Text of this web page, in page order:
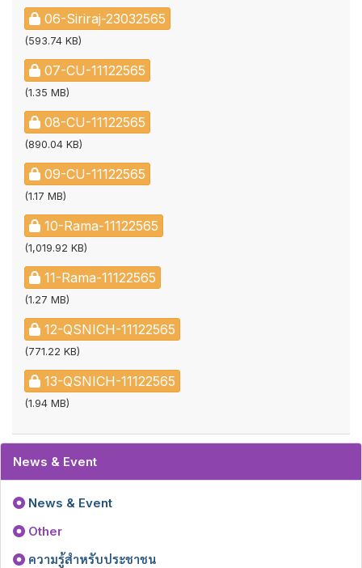
06-Siriraj-23032565
(593.74 KB)
07-CU-11122565
(1.35 MB)
08-CU-11122565
(890.04 KB)
09-CU-11122565
(1.17 MB)
10-Rama-11122565
(1,019.92 KB)
11-Rama-11122565
(1.27 MB)
12-QSNICH-11122565
(771.22 KB)
13-QSNICH-11122565
(1.94 MB)
News & Event
News & Event
Other
ความรู้สำหรับประชาชน